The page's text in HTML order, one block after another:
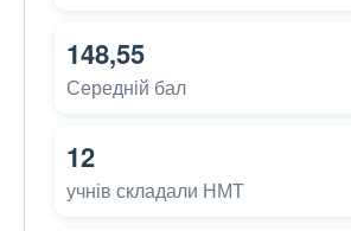
148,55
Середній бал
12
учнів складали НМТ